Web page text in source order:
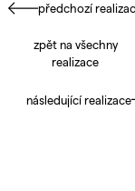
předchozí
zpět na všechny
realizace
následující realizace